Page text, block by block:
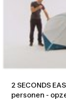
2 SECONDS
personen -